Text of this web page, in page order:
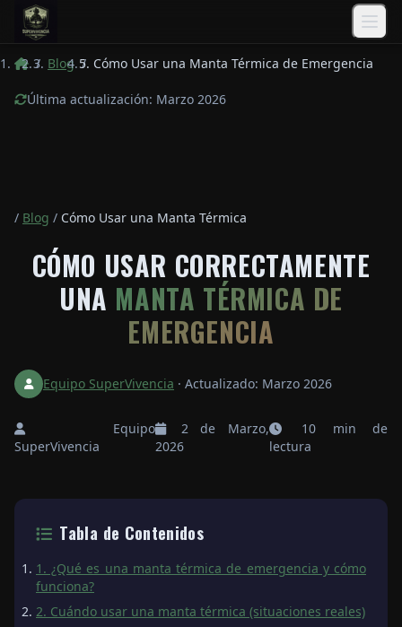
Saltar al contenido principal
/ Blog / Cómo Usar una Manta Térmica de Emergencia
Última actualización: Marzo 2026
/ Blog / Cómo Usar una Manta Térmica
CÓMO USAR CORRECTAMENTE
UNA MANTA TÉRMICA DE
EMERGENCIA
Equipo SuperVivencia · Actualizado: Marzo 2026
Equipo
SuperVivencia
2 de Marzo,
2026
10 min de
lectura
Tabla de Contenidos
1. ¿Qué es una manta térmica de emergencia y cómo
funciona?
2. Cuándo usar una manta térmica (situaciones reales)